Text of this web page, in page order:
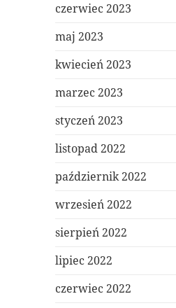
czerwiec 2023
maj 2023
kwiecień 2023
marzec 2023
styczeń 2023
listopad 2022
październik 2022
wrzesień 2022
sierpień 2022
lipiec 2022
czerwiec 2022